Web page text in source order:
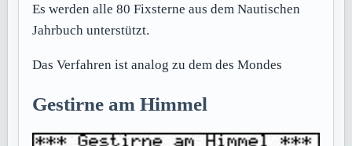
Es werden alle 80 Fixsterne aus dem Nautischen
Jahrbuch unterstützt.
Das Verfahren ist analog zu dem des Mondes
Gestirne am Himmel